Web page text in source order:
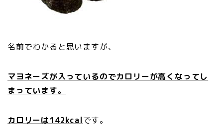
名前でわかると思いますが、
マヨネーズが入っているのでカロリーが高くなってし
まっています。
カロリーは142kcalです。